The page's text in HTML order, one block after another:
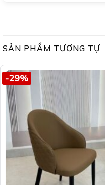
SẢN PHẨM TƯƠNG TỰ
-29%